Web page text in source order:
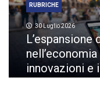
RUBRICHE
30 Luglio 2026
innovazioni e